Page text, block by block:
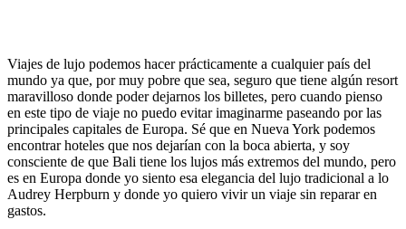
Viajes de lujo podemos hacer prácticamente a cualquier país del
mundo ya que, por muy pobre que sea, seguro que tiene algún resort
maravilloso donde poder dejarnos los billetes, pero cuando pienso
en este tipo de viaje no puedo evitar imaginarme paseando por las
principales capitales de Europa. Sé que en Nueva York podemos
encontrar hoteles que nos dejarían con la boca abierta, y soy
consciente de que Bali tiene los lujos más extremos del mundo, pero
es en Europa donde yo siento esa elegancia del lujo tradicional a lo
Audrey Herpburn y donde yo quiero vivir un viaje sin reparar en
gastos.